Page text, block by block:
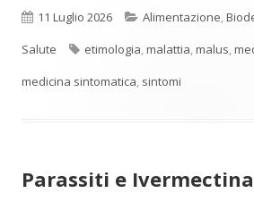
Pubblicato
11 Luglio 2026 Categorie
Alimentazione,
Salute
Tag
etimologia,malattia,malus,
medicina sintomatica, sintomi
Parassiti e Ivermectina